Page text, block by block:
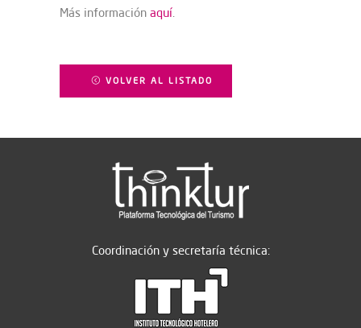
Más información aquí.
VOLVER AL LISTADO
Coordinación y secretaría técnica: